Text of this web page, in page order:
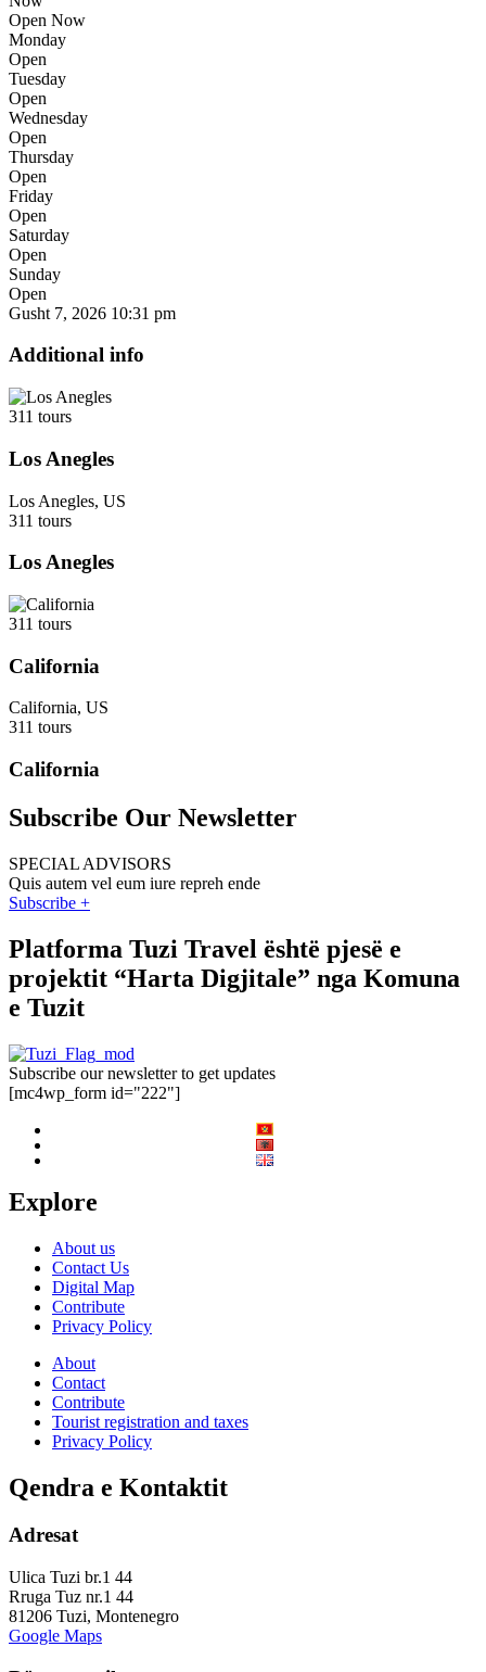
Open Now
Monday
Open
Tuesday
Open
Wednesday
Open
Thursday
Open
Friday
Open
Saturday
Open
Sunday
Open
Gusht 7, 2026 10:31 pm
Additional info
311 tours
Los Anegles
Los Anegles, US
311 tours
Los Anegles
311 tours
California
California, US
311 tours
California
Subscribe Our Newsletter
SPECIAL ADVISORS
Quis autem vel eum iure repreh ende
Subscribe +
Platforma Tuzi Travel është pjesë e
projektit “Harta Digjitale” nga Komuna
e Tuzit
Subscribe our newsletter to get updates
[mc4wp_form id="222"]
Explore
About us
Contact Us
Digital Map
Contribute
Privacy Policy
About
Contact
Contribute
Tourist registration and taxes
Privacy Policy
Qendra e Kontaktit
Adresat
Ulica Tuzi br.1 44
Rruga Tuz nr.1 44
81206 Tuzi, Montenegro
Google Maps